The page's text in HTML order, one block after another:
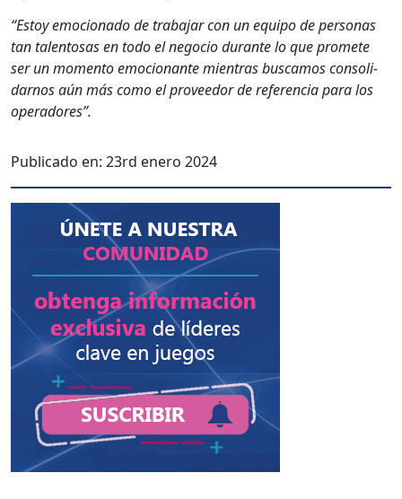
“Estoy emo­ciona­do de tra­ba­jar con un equipo de per­sonas
tan tal­en­tosas en todo el nego­cio durante lo que prom­ete
ser un momen­to emo­cio­nante mien­tras bus­camos con­sol­i­
darnos aún más como el provee­dor de ref­er­en­cia para los
oper­adores”.
Publicado en: 23rd enero 2024